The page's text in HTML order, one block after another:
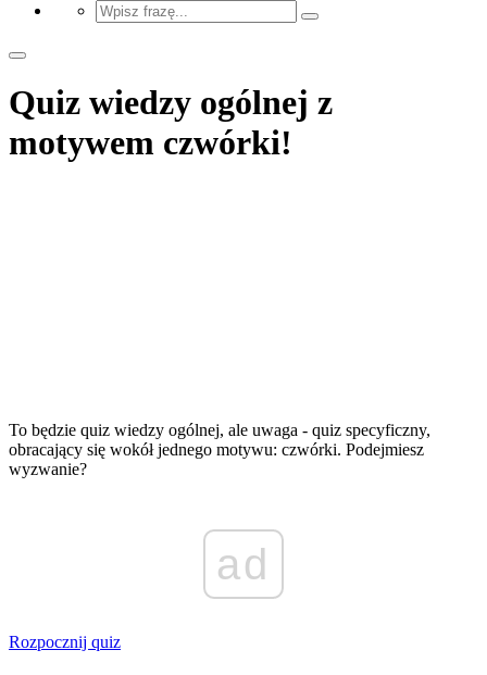
Quiz wiedzy ogólnej z
motywem czwórki!
To będzie quiz wiedzy ogólnej, ale uwaga - quiz specyficzny,
obracający się wokół jednego motywu: czwórki. Podejmiesz
wyzwanie?
ad
Rozpocznij quiz